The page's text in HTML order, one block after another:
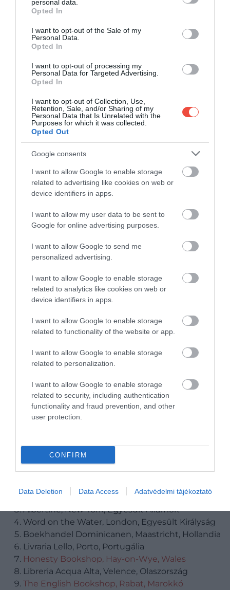
grant or deny consent to Google and its third-party tags to
use your data for below specified purposes in below Google
consent section.
personal data.
Opted In
I want to opt-out of the Sale of my
Personal Data.
Opted In
I want to opt-out of processing my
Personal Data for Targeted Advertising.
Opted In
I want to opt-out of Collection, Use,
Retention, Sale, and/or Sharing of my
Personal Data that Is Unrelated with the
Purposes for which it was collected.
Opted Out
Google consents
I want to allow Google to enable storage
related to advertising like cookies on web or
device identifiers in apps.
I want to allow my user data to be sent to
Google for online advertising purposes.
I want to allow Google to send me
personalized advertising.
I want to allow Google to enable storage
related to analytics like cookies on web or
device identifiers in apps.
I want to allow Google to enable storage
related to functionality of the website or app.
I want to allow Google to enable storage
related to personalization.
I want to allow Google to enable storage
related to security, including authentication
functionality and fraud prevention, and other
user protection.
CONFIRM
Data Deletion Data Access Adatvédelmi tájékoztató
Albertine, New York, USA Creative Family, Shutterstock
A harmadik legszebb könyvesboltot New York
városában kell keresnünk. AzAlbertine
különlegességét a csillagos eget mintázó
mennyezete adja, ami tele van bolygókkal és
csillagjegyekkel. Az Albertine 2014-ben nyitott meg,
és ma ez a város egyetlen könyvesboltja, ami
kizárólag francia és angol műveket árul.
EZEK A VILÁG LEGSZEBB
SZERINT:
El Ateneo Grand Splendid, Buenos Aires,
Shakespeare & Co., Párizs, Franciaország
Albertine, New York, Egyesült Államok
Word on the Water, London, Egyesült Királyság
Boekhandel Dominicanen, Maastricht, Hollandia
Livraria Lello, Porto, Portugália
Honesty Bookshop, Hay-on-Wye, Wales
Libreria Acqua Alta, Velence, Olaszország
The English Bookshop, Rabat, Marokkó